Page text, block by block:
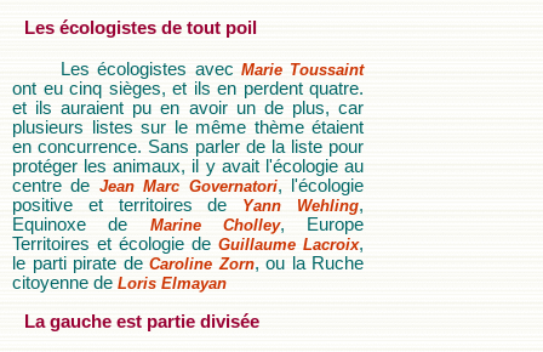
Les écologistes de tout poil
Les écologistes avec Marie Toussaint
ont eu cinq sièges, et ils en perdent quatre.
et ils auraient pu en avoir un de plus, car
plusieurs listes sur le même thème étaient
en concurrence. Sans parler de la liste pour
protéger les animaux, il y avait l'écologie au
centre de Jean Marc Governatori, l'écologie
positive et territoires de Yann Wehling,
Equinoxe de Marine Cholley, Europe
Territoires et écologie de Guillaume Lacroix,
le parti pirate de Caroline Zorn, ou la Ruche
citoyenne de Loris Elmayan
La gauche est partie divisée